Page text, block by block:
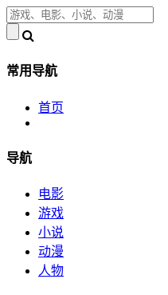
常用导航
首页
导航
电影
游戏
小说
动漫
人物